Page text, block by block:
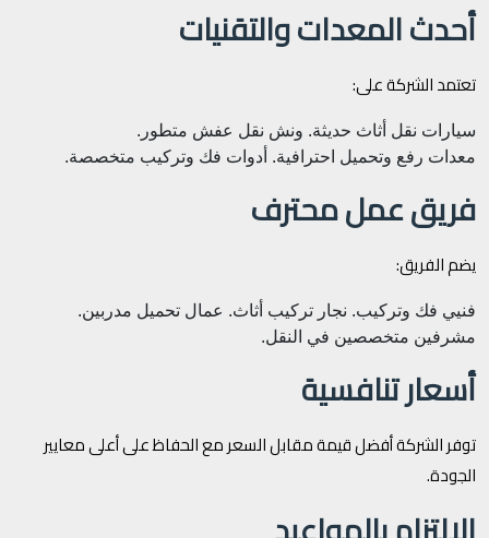
أحدث المعدات والتقنيات
تعتمد الشركة على:
سيارات نقل أثاث حديثة. ونش نقل عفش متطور.
معدات رفع وتحميل احترافية. أدوات فك وتركيب متخصصة.
فريق عمل محترف
يضم الفريق:
فنيي فك وتركيب. نجار تركيب أثاث. عمال تحميل مدربين.
مشرفين متخصصين في النقل.
أسعار تنافسية
توفر الشركة أفضل قيمة مقابل السعر مع الحفاظ على أعلى معايير
الجودة.